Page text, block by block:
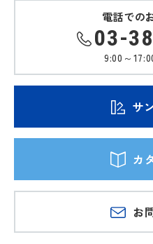
電話での
03-
9:00～
サ
カ
お